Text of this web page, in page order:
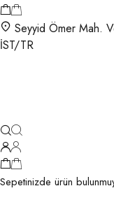
Seyyid Ömer Mah.
İST/TR
Sepetinizde ürün